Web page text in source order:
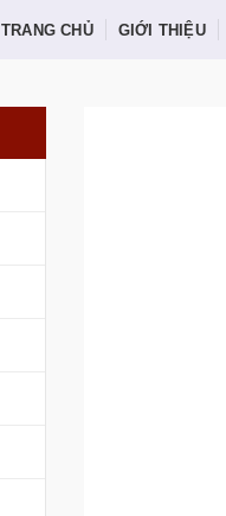
TRANG CHỦ GIỚI THIỆU